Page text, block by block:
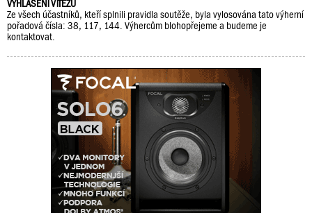
VYHLÁŠENÍ VÍTĚZŮ
Ze všech účastníků, kteří splnili pravidla soutěže, byla vylosována tato výherní
pořadová čísla: 38, 117, 144. Výhercům blohopřejeme a budeme je
kontaktovat.